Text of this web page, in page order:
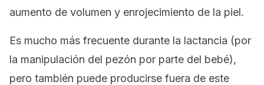
aumento de volumen y enrojecimiento de la piel.
Es mucho más frecuente durante la lactancia (por
la manipulación del pezón por parte del bebé),
pero también puede producirse fuera de este